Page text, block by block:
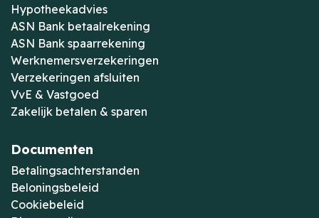
Hypotheekadvies
ASN Bank betaalrekening
ASN Bank spaarrekening
Werknemersverzekeringen
Verzekeringen afsluiten
VvE & Vastgoed
Zakelijk betalen & sparen
Documenten
Betalingsachterstanden
Beloningsbeleid
Cookiebeleid